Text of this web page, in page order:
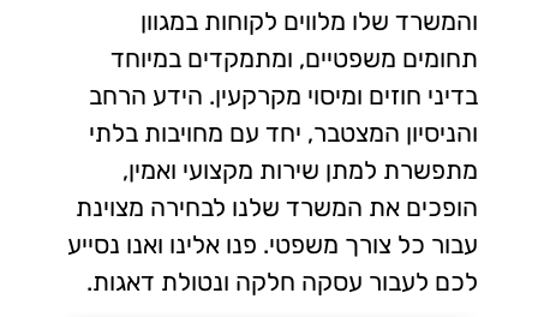
והמשרד שלו מלווים לקוחות במגוון
תחומים משפטיים, ומתמקדים במיוחד
בדיני חוזים ומיסוי מקרקעין. הידע הרחב
והניסיון המצטבר, יחד עם מחויבות בלתי
מתפשרת למתן שירות מקצועי ואמין,
הופכים את המשרד שלנו לבחירה מצוינת
עבור כל צורך משפטי. פנו אלינו ואנו נסייע
לכם לעבור עסקה חלקה ונטולת דאגות.